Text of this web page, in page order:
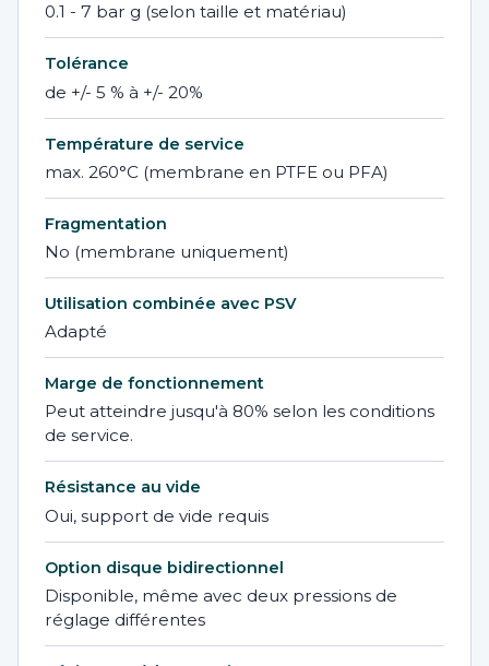
0.1 - 7 bar g (selon taille et matériau)
Tolérance
de +/- 5 % à +/- 20%
Température de service
max. 260°C (membrane en PTFE ou PFA)
Fragmentation
No (membrane uniquement)
Utilisation combinée avec PSV
Adapté
Marge de fonctionnement
Peut atteindre jusqu'à 80% selon les conditions
de service.
Résistance au vide
Oui, support de vide requis
Option disque bidirectionnel
Disponible, même avec deux pressions de
réglage différentes